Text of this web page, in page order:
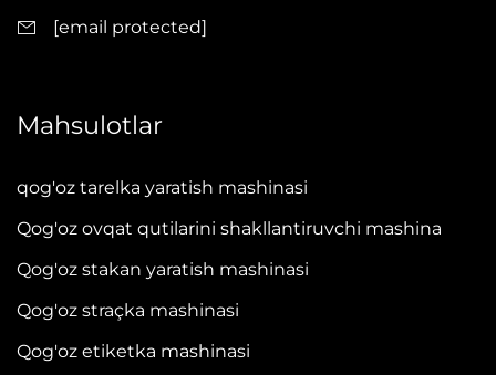
[email protected]
Mahsulotlar
qog'oz tarelka yaratish mashinasi
Qog'oz ovqat qutilarini shakllantiruvchi mashina
Qog'oz stakan yaratish mashinasi
Qog'oz straçka mashinasi
Qog'oz etiketka mashinasi